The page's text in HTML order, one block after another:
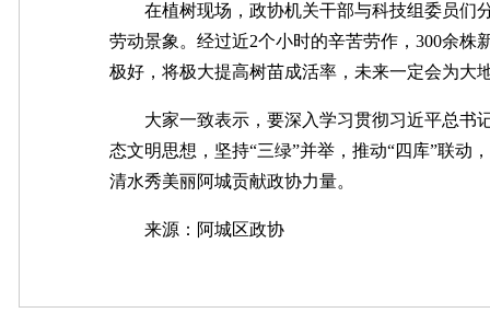
在植树现场，政协机关干部与科技组委员们
劳动景象。经过近2个小时的辛苦劳作，300余
极好，将极大提高树苗成活率，未来一定会为大
大家一致表示，要深入学习贯彻习近平总书
态文明思想，坚持“三绿”并举，推动“四库”联动
清水秀美丽阿城贡献政协力量。
来源： 阿城区政协